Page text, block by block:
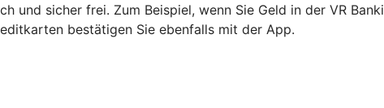
und sicher frei. Zum Beispiel, wenn Sie Geld in der VR
bestätigen Sie ebenfalls mit der App.